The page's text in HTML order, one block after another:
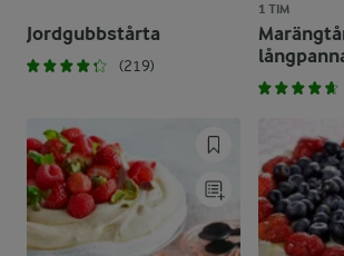
Jordgubbstårta
(219)
1 TIM